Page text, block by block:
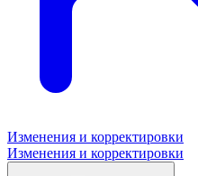
Изменения и корректировки
Изменения и корректировки